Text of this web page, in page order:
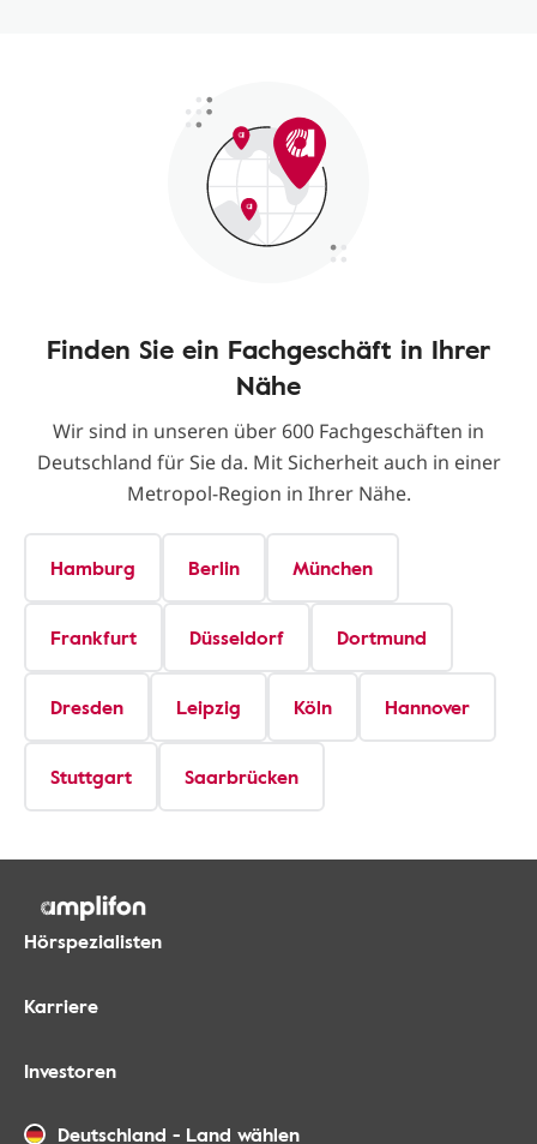
Finden Sie ein Fachgeschäft in Ihrer
Nähe
Wir sind in unseren über 600 Fachgeschäften in
Deutschland für Sie da. Mit Sicherheit auch in einer
Metropol-Region in Ihrer Nähe.
Hamburg Berlin München
Frankfurt Düsseldorf Dortmund
Dresden Leipzig Köln Hannover
Stuttgart Saarbrücken
Hörspezialisten
Karriere
Investoren
Deutschland - Land wählen